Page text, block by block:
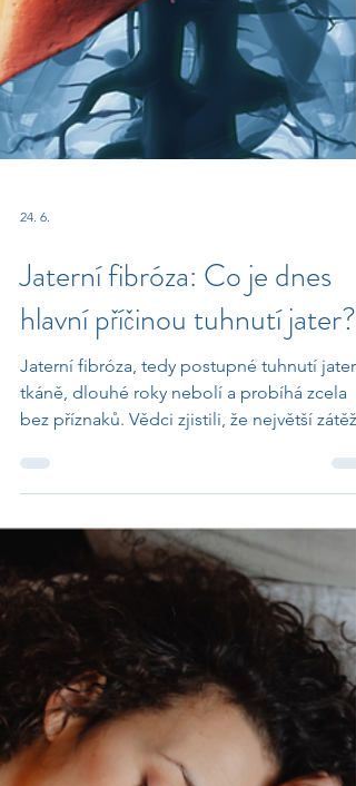
Jaterní fibróza: Co je dnes
hlavní příčinou tuhnutí jater?
Jaterní fibróza, tedy postupné tuhnutí
tkáně, dlouhé roky nebolí a probíhá zcela
bez příznaků. Vědci zjistili, že největší zátěž
pro játra v současnosti představuje náš
životní styl, především nadváha, cukrovka 2.
typu a konzumace alkoholu.